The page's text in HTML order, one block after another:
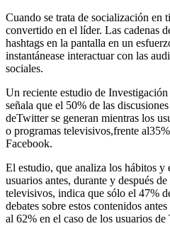
Cuando se trata de socialización en
convertido en el líder. Las cadenas
hashtags en la pantalla en un
instantánease interactuar con las
sociales.
Un reciente estudio de
señala que el 50% de las
deTwitter se generan mientras los
o programas televisivos,frente
Facebook.
El estudio, que analiza los hábitos y
usuarios antes, durante y después
televisivos, indica que sólo el 47%
debates sobre estos contenidos
al 62% en el caso de los usuarios de